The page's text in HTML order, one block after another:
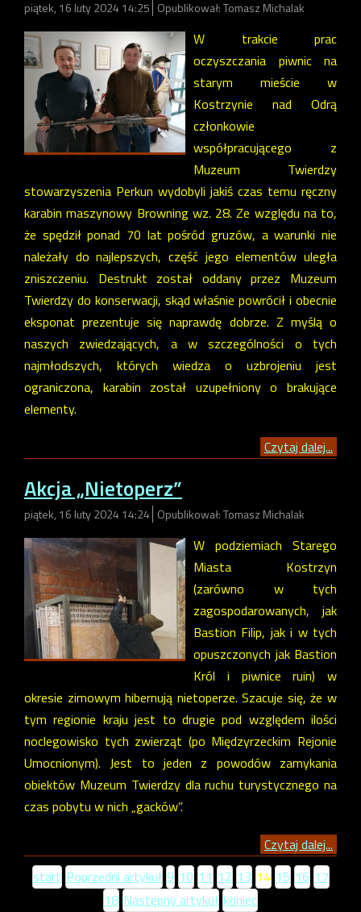
piątek, 16 luty 2024 14:25 Opublikował: Tomasz Michalak
W trakcie prac
oczyszczania piwnic na
starym mieście w
Kostrzynie nad Odrą
członkowie
współpracującego z
Muzeum Twierdzy
stowarzyszenia Perkun wydobyli jakiś czas temu ręczny
karabin maszynowy Browning wz. 28. Ze względu na to,
że spędził ponad 70 lat pośród gruzów, a warunki nie
należały do najlepszych, część jego elementów uległa
zniszczeniu. Destrukt został oddany przez Muzeum
Twierdzy do konserwacji, skąd właśnie powrócił i obecnie
eksponat prezentuje się naprawdę dobrze. Z myślą o
naszych zwiedzających, a w szczególności o tych
najmłodszych, których wiedza o uzbrojeniu jest
ograniczona, karabin został uzupełniony o brakujące
elementy.
Czytaj dalej...
Akcja „Nietoperz”
piątek, 16 luty 2024 14:24 Opublikował: Tomasz Michalak
W podziemiach Starego
Miasta Kostrzyn
(zarówno w tych
zagospodarowanych, jak
Bastion Filip, jak i w tych
opuszczonych jak Bastion
Król i piwnice ruin) w
okresie zimowym hibernują nietoperze. Szacuje się, że w
tym regionie kraju jest to drugie pod względem ilości
noclegowisko tych zwierząt (po Międzyrzeckim Rejonie
Umocnionym). Jest to jeden z powodów zamykania
obiektów Muzeum Twierdzy dla ruchu turystycznego na
czas pobytu w nich „gacków”.
Czytaj dalej...
start Poprzedni artykuł 9 10 11 12 13 14 15 16 17
18 Następny artykuł koniec